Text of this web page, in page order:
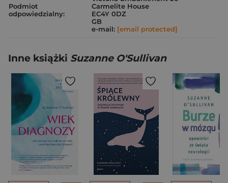
Podmiot
odpowiedzialny:
Carmelite House
EC4Y 0DZ
GB
e-mail: [email protected]
Inne książki Suzanne O'Sullivan